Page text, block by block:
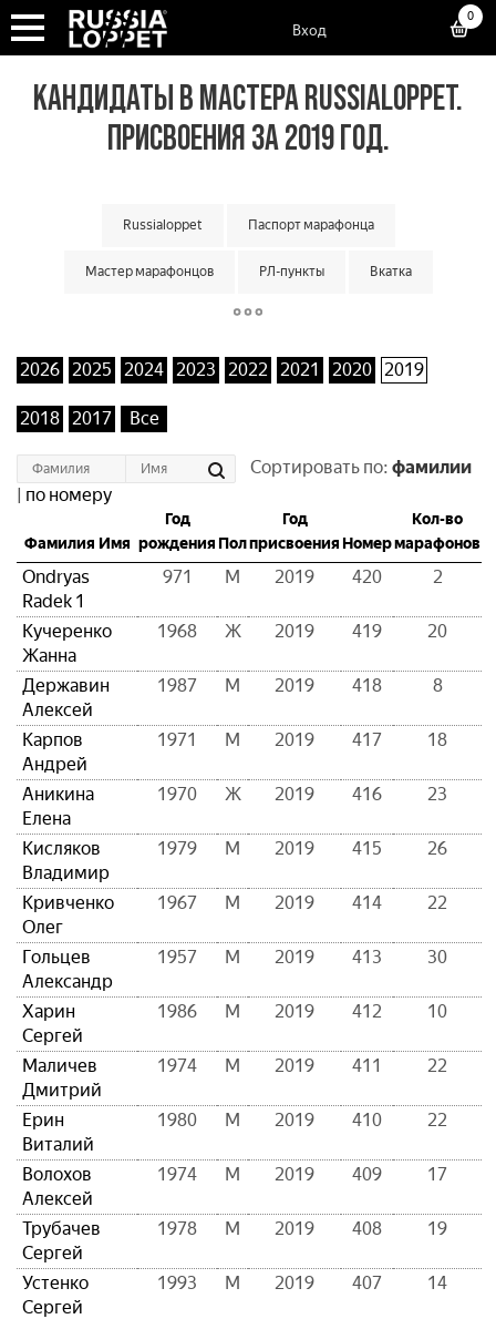
Вход
0
КАНДИДАТЫ В МАСТЕРА RUSSIALOPPET.
ПРИСВОЕНИЯ ЗА 2019 ГОД.
Russialoppet Паспорт марафонца
Мастер марафонцов РЛ-пункты Вкатка
Суперкубок марафонов
Большой кубок команд Классический кубок команд
Малый кубок команд
Кубок мастеров Лотерея лаки лузеров Онлайн гонки
2026 2025 2024 2023 2022 2021 2020 2019
2018 2017 Все
Сортировать по: фамилии
| по номеру
Фамилия Имя
Год
рождения Пол
Год
присвоения Номер
Кол-во
марафонов
Ondryas
Radek 1
971 М 2019 420 2
Кучеренко
Жанна
1968 Ж 2019 419 20
Державин
Алексей
1987 М 2019 418 8
Карпов
Андрей
1971 М 2019 417 18
Аникина
Елена
1970 Ж 2019 416 23
Кисляков
Владимир
1979 М 2019 415 26
Кривченко
Олег
1967 М 2019 414 22
Гольцев
Александр
1957 М 2019 413 30
Харин
Сергей
1986 М 2019 412 10
Маличев
Дмитрий
1974 М 2019 411 22
Ерин
Виталий
1980 М 2019 410 22
Волохов
Алексей
1974 М 2019 409 17
Трубачев
Сергей
1978 М 2019 408 19
Устенко
Сергей
1993 М 2019 407 14